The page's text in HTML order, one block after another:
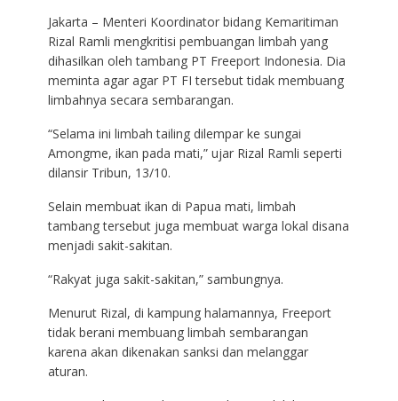
Jakarta – Menteri Koordinator bidang Kemaritiman
Rizal Ramli mengkritisi pembuangan limbah yang
dihasilkan oleh tambang PT Freeport Indonesia. Dia
meminta agar agar PT FI tersebut tidak membuang
limbahnya secara sembarangan.
“Selama ini limbah tailing dilempar ke sungai
Amongme, ikan pada mati,” ujar Rizal Ramli seperti
dilansir Tribun, 13/10.
Selain membuat ikan di Papua mati, limbah
tambang tersebut juga membuat warga lokal disana
menjadi sakit-sakitan.
“Rakyat juga sakit-sakitan,” sambungnya.
Menurut Rizal, di kampung halamannya, Freeport
tidak berani membuang limbah sembarangan
karena akan dikenakan sanksi dan melanggar
aturan.